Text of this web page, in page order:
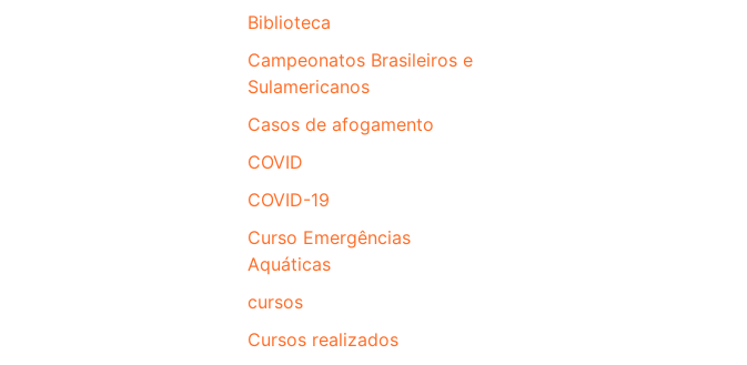
Biblioteca
Campeonatos Brasileiros e
Sulamericanos
Casos de afogamento
COVID
COVID-19
Curso Emergências
Aquáticas
cursos
Cursos realizados